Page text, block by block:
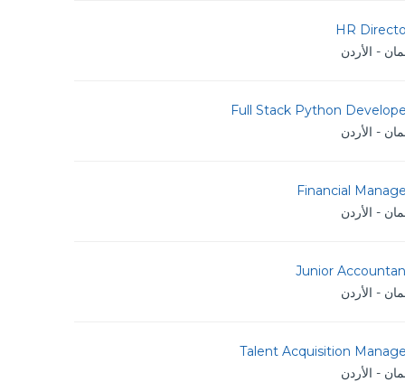
HR
- الأردن
Full Stack Python
- الأردن
Financial
- الأردن
Junior
- الأردن
Talent Acquisition
- الأردن